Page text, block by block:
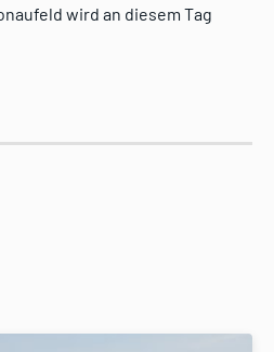
wird an diesem Tag